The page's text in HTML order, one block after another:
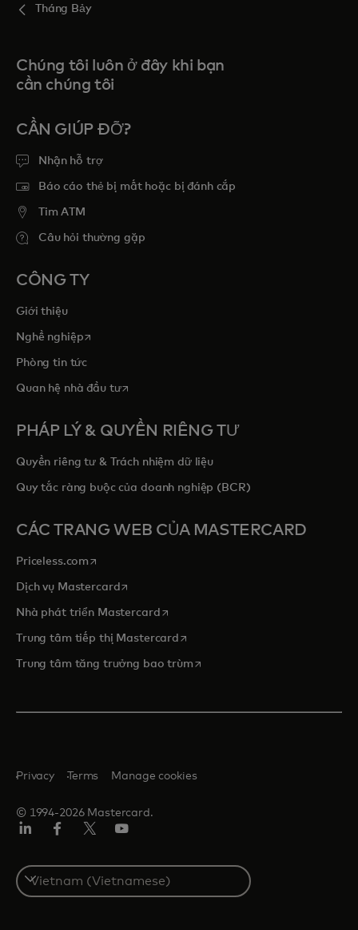
Tháng Bảy
Chúng tôi luôn ở đây khi bạn
cần chúng tôi
CẦN GIÚP ĐỠ?
Nhận hỗ trợ
Báo cáo thẻ bị mất hoặc bị đánh cắp
Tim ATM
Câu hỏi thường gặp
CÔNG TY
Giới thiệu
Nghề nghiệpopens in a new tab
Phòng tin tức
Quan hệ nhà đầu tưopens in a new tab
PHÁP LÝ & QUYỀN RIÊNG TƯ
Quyền riêng tư & Trách nhiệm dữ liệu
Quy tắc ràng buộc của doanh nghiệp (BCR)
CÁC TRANG WEB CỦA MASTERCARD
Priceless.com opens in a new tab
Dịch vụ Mastercardopens in a new tab
Nhà phát triển Mastercardopens in a new tab
Trung tâm tiếp thị Mastercardopens in a new tab
Trung tâm tăng trưởng bao trùmopens in a new tab
© 1994-2026 Mastercard.
Privacy Terms Manage cookies
Select
a
country